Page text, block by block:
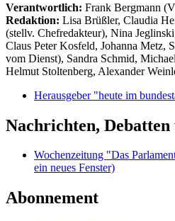
Verantwortlich: Frank Bergmann
Redaktion: Lisa Brüßler, Claudia
(stellv. Chefredakteur), Nina
Claus Peter Kosfeld, Johanna Metz,
vom Dienst), Sandra Schmid,
Helmut Stoltenberg, Alexander
Herausgeber "heute im
Nachrichten,
Wochenzeitung "Das
ein neues Fenster)
Abonnement